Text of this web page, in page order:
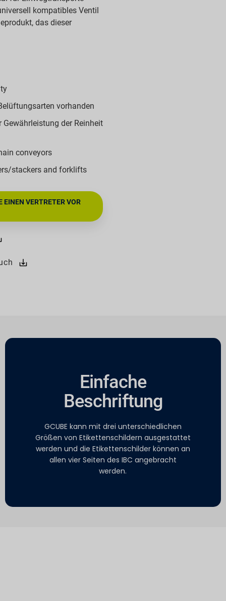
kompatibles Ventil
das dieser
vorhanden
der Reinheit
conveyors
stackers and forklifts
EINEN VERTRETER VOR
Einfache
Beschriftung
GCUBE kann mit drei unterschiedlichen
Größen von Etikettenschildern ausgestattet
werden und die Etikettenschilder können an
allen vier Seiten des IBC angebracht
werden.